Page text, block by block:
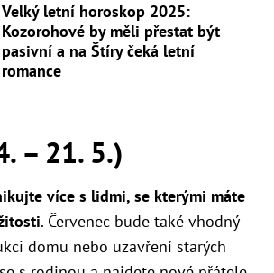
Velký letní horoskop 2025:
Kozorohové by měli přestat být
pasivní a na Štíry čeká letní
romance
– 21. 5.)
více s lidmi, se kterými máte
. Červenec bude také vhodný
domu nebo uzavření starých